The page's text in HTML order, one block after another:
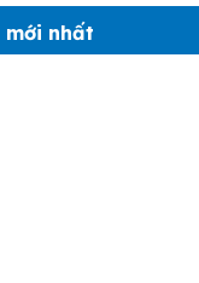
nhất